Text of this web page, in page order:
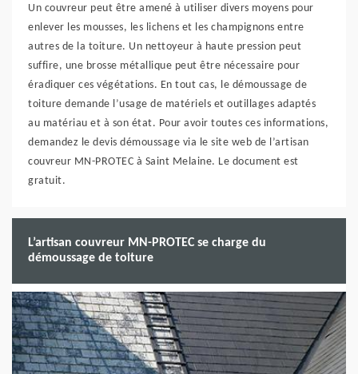
Un couvreur peut être amené à utiliser divers moyens pour
enlever les mousses, les lichens et les champignons entre
autres de la toiture. Un nettoyeur à haute pression peut
suffire, une brosse métallique peut être nécessaire pour
éradiquer ces végétations. En tout cas, le démoussage de
toiture demande l’usage de matériels et outillages adaptés
au matériau et à son état. Pour avoir toutes ces informations,
demandez le devis démoussage via le site web de l’artisan
couvreur MN-PROTEC à Saint Melaine. Le document est
gratuit.
L’artisan couvreur MN-PROTEC se charge du
démoussage de toiture